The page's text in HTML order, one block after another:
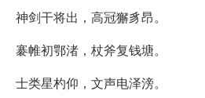
神剑干将出，高冠獬豸昂。
褰帷初鄂渚，杖斧复钱塘。
士类星杓仰，文声电泽滂。